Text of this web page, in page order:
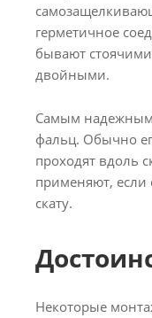
герметичное
бывают
двойными.
Самым надежным
фальц. Обычно
проходят вдоль
применяют, если
скату.
Некоторые